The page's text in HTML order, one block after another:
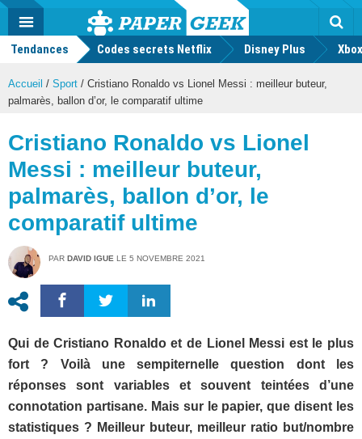
Actu
geek
MENU
Tendances Codes secrets Netflix Disney Plus
Accueil / Sport / Cristiano Ronaldo vs Lionel Messi : meilleur buteur,
palmarès, ballon d’or, le comparatif ultime
Cristiano Ronaldo vs Lionel
Messi : meilleur buteur,
palmarès, ballon d’or, le
comparatif ultime
PAR DAVID IGUE LE 5 NOVEMBRE 2021
Qui de Cristiano Ronaldo et de Lionel Messi est le plus
fort ? Voilà une sempiternelle question dont les
réponses sont variables et souvent teintées d’une
connotation partisane. Mais sur le papier, que disent les
statistiques ? Meilleur buteur, meilleur ratio but/nombre
Mode
FacebookTwitter Youtube